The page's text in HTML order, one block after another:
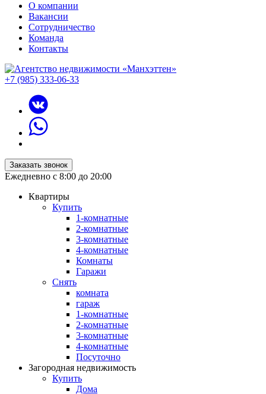
О компании
Вакансии
Сотрудничество
Команда
Контакты
+7 (985) 333-06-33
Заказать звонок
Ежедневно с 8:00 до 20:00
Квартиры
Купить
1-комнатные
2-комнатные
3-комнатные
4-комнатные
Комнаты
Гаражи
Снять
комната
гараж
1-комнатные
2-комнатные
3-комнатные
4-комнатные
Посуточно
Загородная недвижимость
Купить
Дома